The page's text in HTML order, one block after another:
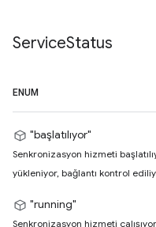
ServiceStatus
ENUM
"başlatılıyor"
Senkronizasyon hizmeti
yükleniyor, bağlantı kontrol
"running"
Senkronizasyon hizmeti